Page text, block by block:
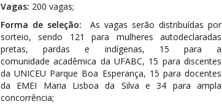
Vagas: 200 vagas;
Forma de seleção: As vagas serão distribuídas por
sorteio, sendo 121 para mulheres autodeclaradas
pretas, pardas e indígenas, 15 para a
comunidade acadêmica da UFABC, 15 para discentes
da UNICEU Parque Boa Esperança, 15 para docentes
da EMEI Maria Lisboa da Silva e 34 para ampla
concorrência;